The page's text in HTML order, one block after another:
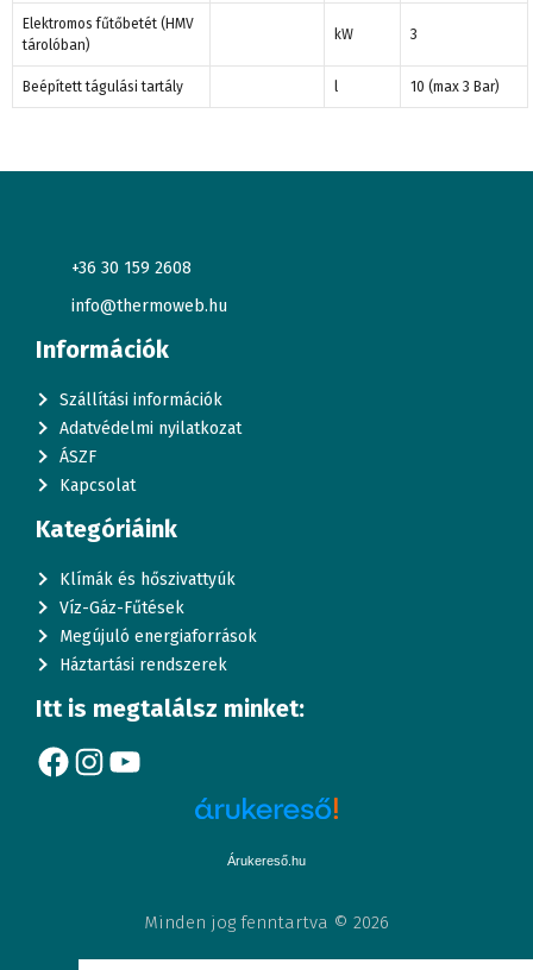
Elektromos fűtőbetét (HMV
tárolóban)
kW 3
Beépített tágulási tartály l 10 (max 3 Bar)
+36 30 159 2608
info@thermoweb.hu
Információk
Szállítási információk
Adatvédelmi nyilatkozat
ÁSZF
Kapcsolat
Kategóriáink
Klímák és hőszivattyúk
Víz-Gáz-Fűtések
Megújuló energiaforrások
Háztartási rendszerek
Itt is megtalálsz minket:
Facebook
Instagram
YouTube
Árukereső.hu
Minden jog fenntartva © 2026